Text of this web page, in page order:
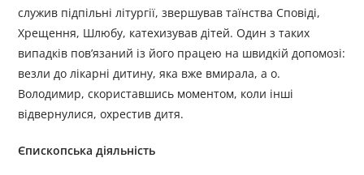
служив підпільні літургії, звершував таїнства Сповіді,
Хрещення, Шлюбу, катехизував дітей. Один з таких
випадків пов’язаний із його працею на швидкій допомозі:
везли до лікарні дитину, яка вже вмирала, а о.
Володимир, скориставшись моментом, коли інші
відвернулися, охрестив дитя.
Єпископська діяльність